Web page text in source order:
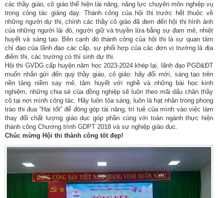
các thầy giáo, cô giáo thể hiện tài năng, năng lực chuyên môn nghiệp vụ
trong công tác giảng dạy. Thành công của hội thi trước hết thuộc về
những người dự thi, chính các thầy cô giáo đã đem đến hội thi hình ảnh
của những người lái đò, người giữ và truyền lửa bằng sự đam mê, nhiệt
huyết và sáng tạo. Bên cạnh đó thành công của hội thi là sự quan tâm
chỉ đạo của lãnh đạo các cấp, sự phối hợp của các đơn vị trường là địa
điểm thi, các trường có thí sinh dự thi.
Hội thi GVDG cấp huyện năm học 2023-2024 khép lại, lãnh đạo PGD&ĐT
muốn nhắn gửi đến quý thầy giáo, cô giáo: hãy đổi mới, sáng tạo trên
nền tảng niềm say mê, tâm huyết với nghề và những bài học kinh
nghiệm, những chia sẻ của đồng nghiệp sẽ luôn theo mãi dấu chân thầy
cô tại nơi mình công tác. Hãy luôn tỏa sáng, luôn là hạt nhân trong phong
trào thi đua “Hai tốt” để đóng góp tài năng, trí tuệ của mình vào việc làm
thay đổi chất lượng giáo dục góp phần cùng với toàn ngành thực hiện
thành công Chương trình GDPT 2018 và sự nghiệp giáo dục.
Chúc mừng Hội thi thành công tốt đẹp!